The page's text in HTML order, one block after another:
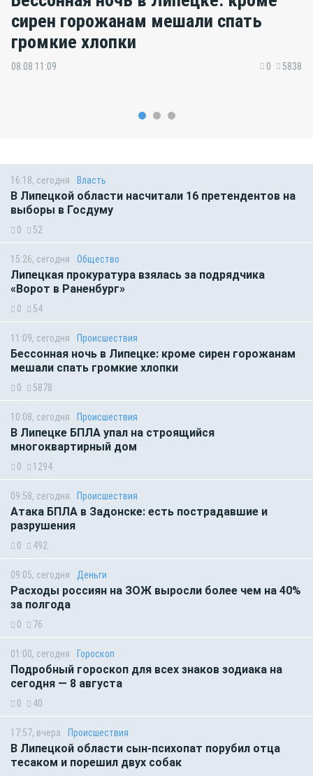
сирен горожанам мешали спать
громкие хлопки
08.08 11:09 0 5838
16:18, сегодня Власть
В Липецкой области насчитали 16 претендентов на
выборы в Госдуму
0 52
15:26, сегодня Общество
Липецкая прокуратура взялась за подрядчика
«Ворот в Раненбург»
0 54
11:09, сегодня Происшествия
Бессонная ночь в Липецке: кроме сирен горожанам
мешали спать громкие хлопки
0 5878
10:08, сегодня Происшествия
В Липецке БПЛА упал на строящийся
многоквартирный дом
0 1294
09:58, сегодня Происшествия
Атака БПЛА в Задонске: есть пострадавшие и
разрушения
0 492
09:05, сегодня Деньги
Расходы россиян на ЗОЖ выросли более чем на 40%
за полгода
0 76
01:00, сегодня Гороскоп
Подробный гороскоп для всех знаков зодиака на
сегодня — 8 августа
0 40
17:57, вчера Происшествия
В Липецкой области сын-психопат порубил отца
тесаком и порешил двух собак